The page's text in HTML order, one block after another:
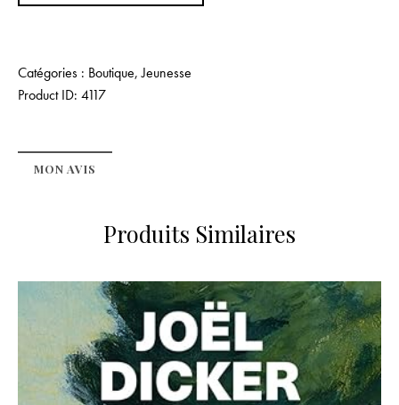
Catégories : Boutique,Jeunesse
Product ID: 4117
MON AVIS
Produits Similaires